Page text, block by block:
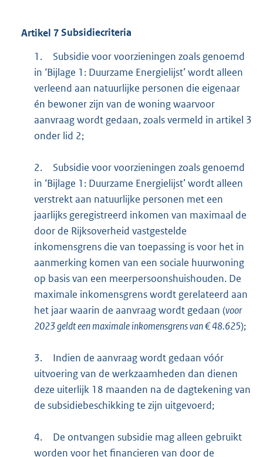
Artikel 7Subsidiecriteria
1.
Subsidie voor voorzieningen zoals genoemd
in ‘Bijlage 1: Duurzame Energielijst’ wordt alleen
verleend aan natuurlijke personen die eigenaar
én bewoner zijn van de woning waarvoor
aanvraag wordt gedaan, zoals vermeld in artikel 3
onder lid 2;
2.
Subsidie voor voorzieningen zoals genoemd
in ‘Bijlage 1: Duurzame Energielijst’ wordt alleen
verstrekt aan natuurlijke personen met een
jaarlijks geregistreerd inkomen van maximaal de
door de Rijksoverheid vastgestelde
inkomensgrens die van toepassing is voor het in
aanmerking komen van een sociale huurwoning
op basis van een meerpersoonshuishouden. De
maximale inkomensgrens wordt gerelateerd aan
het jaar waarin de aanvraag wordt gedaan (voor
2023 geldt een maximale inkomensgrens van € 48.625);
3.
Indien de aanvraag wordt gedaan vóór
uitvoering van de werkzaamheden dan dienen
deze uiterlijk 18 maanden na de dagtekening van
de subsidiebeschikking te zijn uitgevoerd;
4.
De ontvangen subsidie mag alleen gebruikt
worden voor het financieren van door de